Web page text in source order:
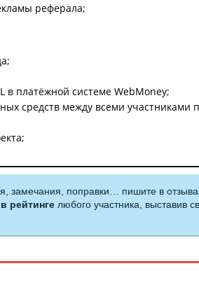
реферала;
в платёжной системе WebMoney;
средств между всеми участниками
замечания, поправки… пишите в
рейтинге любого участника, выставив